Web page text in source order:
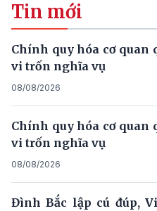
Tin mới
Chính quy hóa cơ quan
vi trốn nghĩa vụ
08/08/2026
Chính quy hóa cơ quan
vi trốn nghĩa vụ
08/08/2026
Đình Bắc lập cú đúp,